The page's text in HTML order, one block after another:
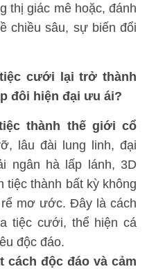
thị giác mê hoặc, đánh
chiều sâu, sự biến đổi
cưới lại trở thành
đôi hiện đại ưu ái?
thành thế giới cổ
lâu đài lung linh, đại
ngân hà lấp lánh, 3D
tiệc thành bất kỳ không
mơ ước. Đây là cách
tiệc cưới, thể hiện cá
độc đáo.
cách độc đáo và cảm